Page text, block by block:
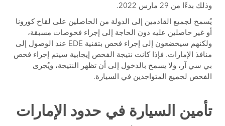
وذلك بدءًا من 29 مارس 2022.
يُسمح لجميع القادمين إلى الدولة من الحاصلين على لقاح كورونا
أو غير حاصلين عليه دون الحاجة إلى إجراء فحوصات مسبقة،
ولكنهم سيخضعون إلى إجراء فحص بتقنية EDE عند الوصول إلى
منافذ الإمارات. فإذا كانت نتيجة الفحص إيجابية سيتم إجراء فحص
بي سي آر، ولا يسمح بالدخول إلى أن تظهر النتيجة، ويُجرى
الفحص لجميع المتواجدين في السيارة.
تأمين السيارة في حدود الإمارات